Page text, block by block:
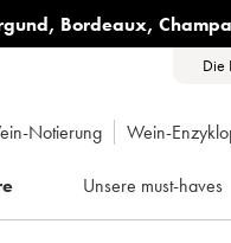
, Bordeaux,
Die
Notierung Wein-
Unsere must-haves